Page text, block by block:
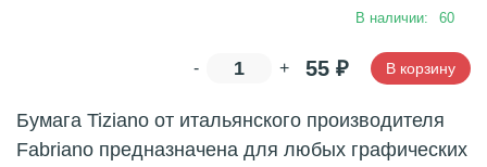
В наличии: 60
- + 55 ₽ В корзину
Бумага Tiziano от итальянского производителя
Fabriano предназначена для любых графических